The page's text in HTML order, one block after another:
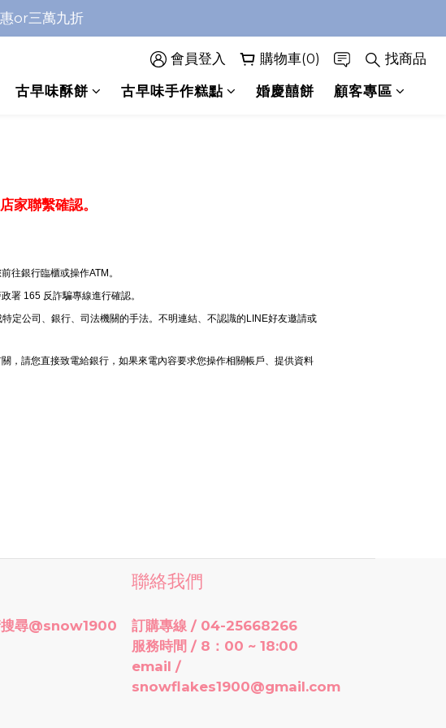
or三萬九折
or三萬九折
敬請包涵~
or三萬九折
會員登入 購物車(0)
找商品
古早味酥餅 古早味手作糕點 婚慶囍餅 顧客專區
家聯繫確認。
往銀行臨櫃或操作ATM。
署 165 反詐騙專線進行確認。
定公司、銀行、司法機關的手法。不明連結、不認識的LINE好友邀請或
，請您直接致電給銀行，如果來電內容要求您操作相關帳戶、提供資料
尋@snow1900
聯絡我們
訂購專線 / 04-25668266
服務時間 / 8：00 ~ 18:00
email /
snowflakes1900@gmail.com